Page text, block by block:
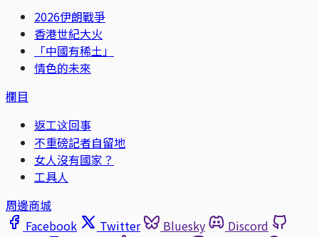
2026伊朗戰爭
香港世紀大火
「中國有稀土」
情色的未來
欄目
返工这回事
不重磅記者自留地
女人沒有國家？
工具人
周邊商城
Facebook
Twitter Bluesky
Discord